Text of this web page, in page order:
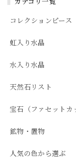
コレクションピース
虹入り水晶
水入り水晶
天然石リスト
宝石（ファセットカ
鉱物・置物
人気の色から選ぶ